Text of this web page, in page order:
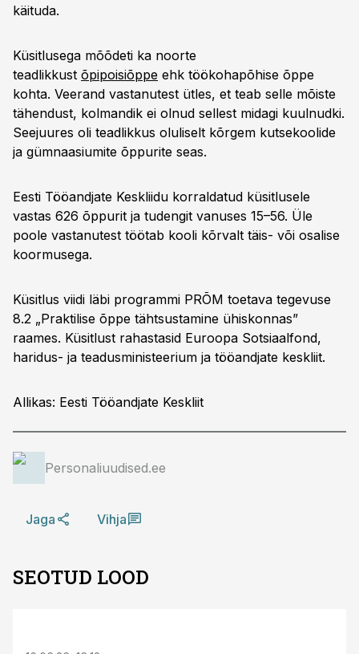
käituda.
Küsitlusega mõõdeti ka noorte
teadlikkust õpipoisiõppe ehk töökohapõhise õppe
kohta. Veerand vastanutest ütles, et teab selle mõiste
tähendust, kolmandik ei olnud sellest midagi kuulnudki.
Seejuures oli teadlikkus oluliselt kõrgem kutsekoolide
ja gümnaasiumite õppurite seas.
Eesti Tööandjate Keskliidu korraldatud küsitlusele
vastas 626 õppurit ja tudengit vanuses 15–56. Üle
poole vastanutest töötab kooli kõrvalt täis- või osalise
koormusega.
Küsitlus viidi läbi programmi PRÕM toetava tegevuse
8.2 „Praktilise õppe tähtsustamine ühiskonnas”
raames. Küsitlust rahastasid Euroopa Sotsiaalfond,
haridus- ja teadusministeerium ja tööandjate keskliit.
Allikas: Eesti Tööandjate Keskliit
Personaliuudised.ee
Jaga Vihja
SEOTUD LOOD